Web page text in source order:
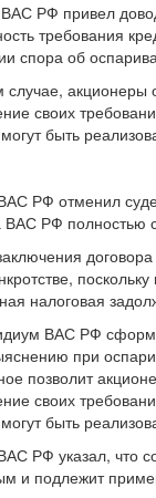
РФ привел
требования
спора об
случае, акционеры
своих
быть
РФ отменил
ВАС РФ полностью
налоговая
ВАС РФ
при
позволит
своих
быть
РФ указал, что
и подлежит